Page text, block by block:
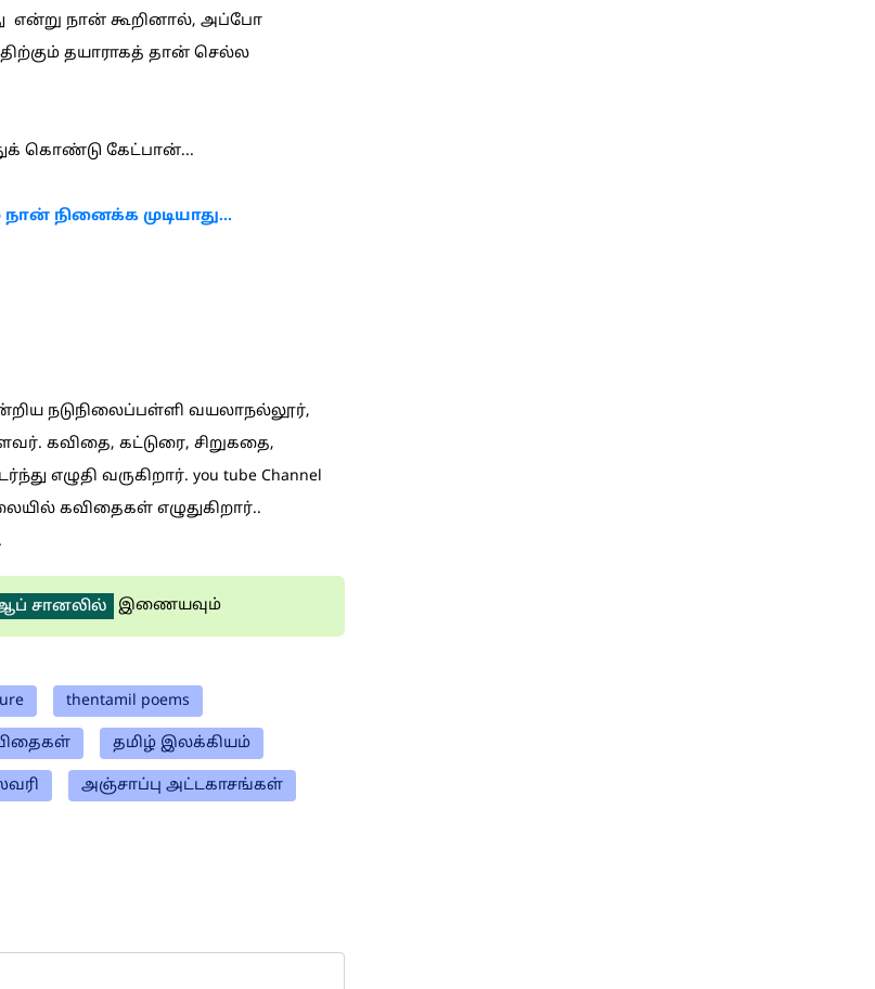
என்று நான் கூறினால், அப்போ
தயாராகத் தான் செல்ல
கொண்டு கேட்பான்...
நினைக்க முடியாது...
நடுநிலைப்பள்ளி வயலாநல்லூர்,
கவிதை, கட்டுரை, சிறுகதை,
வருகிறார். you tube Channel
கவிதைகள் எழுதுகிறார்..
சானலில் இணையவும்
thentamil poems
தமிழ் இலக்கியம்
அஞ்சாப்பு அட்டகாசங்கள்